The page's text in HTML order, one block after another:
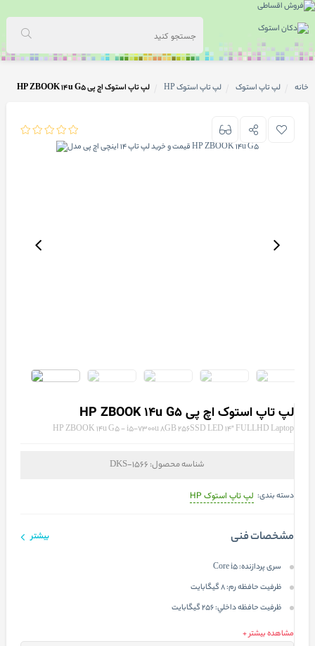
خانه لپ تاپ استوک لپ تاپ استوک HP لپ تاپ استوک اچ پی HP ZBOOK 14u G5
لپ تاپ استوک اچ پی HP ZBOOK 14u G5
HP ZBOOK 14u G5 - i5-7300u 8GB 256SSD LED 14" FULLHD Laptop
شناسه محصول: DKS-1566
دسته بندی: لپ تاپ استوک HP
مشخصات فنی بیشتر
سری پردازنده:Core i5
ظرفیت حافظه رم:8 گیگابایت
ظرفيت حافظه داخلي:256 گیگابایت
مشاهده بیشتر +